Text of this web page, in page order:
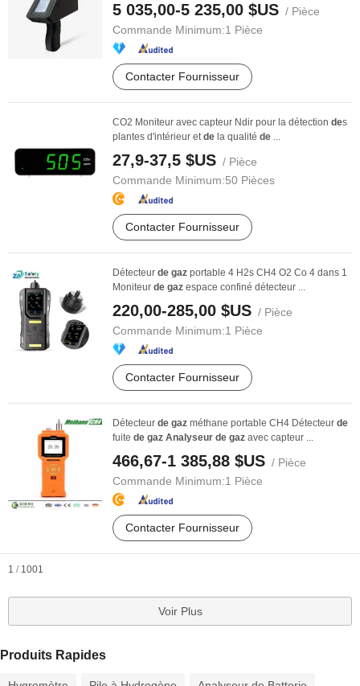
5 035,00-5 235,00 $US / Pièce
Commande Minimum:1 Pièce
Contacter Fournisseur
CO2 Moniteur avec capteur Ndir pour la détection des
plantes d'intérieur etde la qualité de ...
27,9-37,5 $US / Pièce
Commande Minimum:50 Pièces
Contacter Fournisseur
Détecteur de gaz portable 4 H2s CH4 O2 Co 4 dans 1
Moniteur de gaz espace confiné détecteur ...
220,00-285,00 $US / Pièce
Commande Minimum:1 Pièce
Contacter Fournisseur
Détecteur de gaz méthane portable CH4 Détecteur de
fuite de gaz Analyseur de gaz avec capteur ...
466,67-1 385,88 $US / Pièce
Commande Minimum:1 Pièce
Contacter Fournisseur
1 / 1001
Voir Plus
Produits Rapides